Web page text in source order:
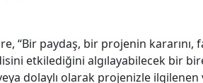
“Bir paydaş, bir projenin kararını,
etkilediğini algılayabilecek bir
dolaylı olarak projenizle